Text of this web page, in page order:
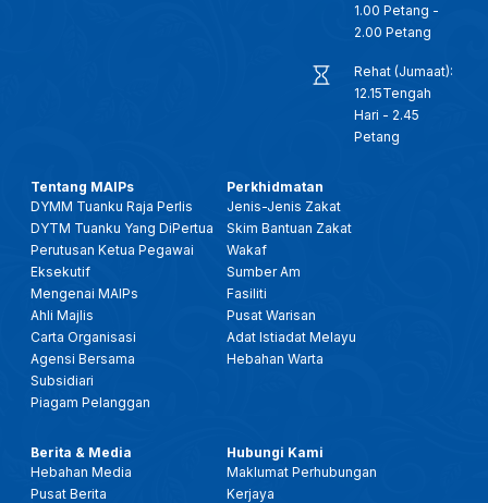
1.00 Petang -
2.00 Petang
Rehat (Jumaat):
12.15Tengah
Hari - 2.45
Petang
Tentang MAIPs
DYMM Tuanku Raja Perlis
DYTM Tuanku Yang DiPertua
Perutusan Ketua Pegawai
Eksekutif
Mengenai MAIPs
Ahli Majlis
Carta Organisasi
Agensi Bersama
Subsidiari
Piagam Pelanggan
Perkhidmatan
Jenis-Jenis Zakat
Skim Bantuan Zakat
Wakaf
Sumber Am
Fasiliti
Pusat Warisan
Adat Istiadat Melayu
Hebahan Warta
Berita & Media
Hebahan Media
Pusat Berita
Hubungi Kami
Maklumat Perhubungan
Kerjaya